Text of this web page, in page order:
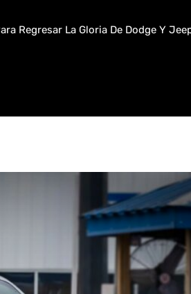
Regresar La Gloria De Dodge Y